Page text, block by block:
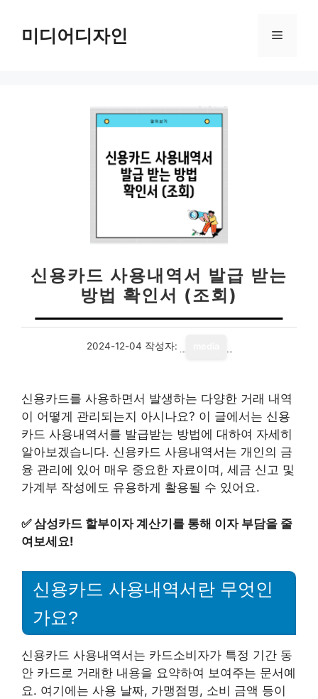
미디어디자인 메
신용카드 사용내역서 발급 받는
방법 확인서 (조회)
2024-12-04 작성자:
신용카드를 사용하면서 발생하는 다양한 거래 내역
이 어떻게 관리되는지 아시나요? 이 글에서는 신용
카드 사용내역서를 발급받는 방법에 대하여 자세히
알아보겠습니다. 신용카드 사용내역서는 개인의 금
융 관리에 있어 매우 중요한 자료이며, 세금 신고 및
가계부 작성에도 유용하게 활용될 수 있어요.
✅삼성카드 할부이자 계산기를 통해 이자 부담을 줄
여보세요!
신용카드 사용내역서란 무엇인
가요?
신용카드 사용내역서는 카드소비자가 특정 기간 동
안 카드로 거래한 내용을 요약하여 보여주는 문서예
요. 여기에는 사용 날짜, 가맹점명, 소비 금액 등이